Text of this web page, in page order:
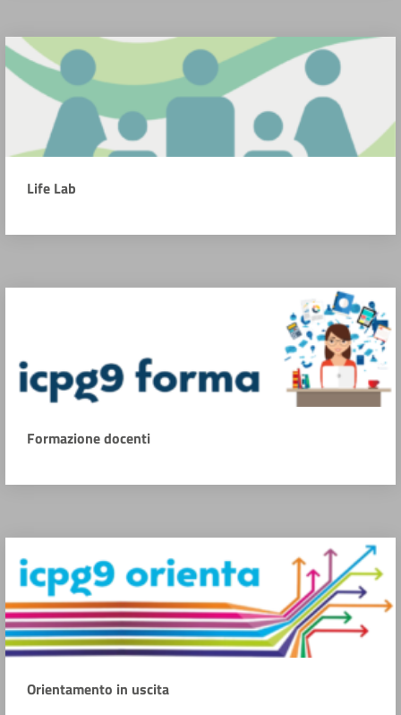
Life Lab
Formazione docenti
Orientamento in uscita